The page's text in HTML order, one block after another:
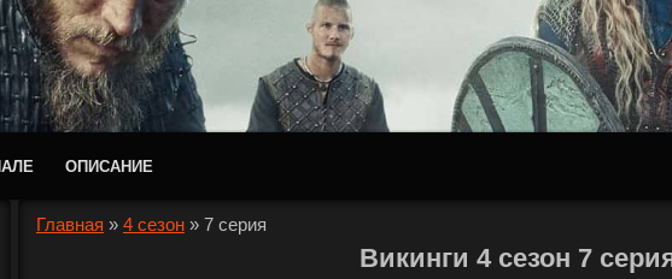
ОПИСАНИЕ
Главная » 4 сезон » 7 серия
Викинги 4 сезон 7